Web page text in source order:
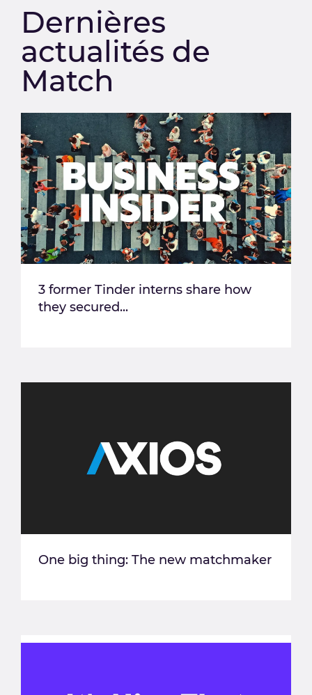
Dernières
actualités de
Match
3 former Tinder interns share how
they secured...
One big thing: The new matchmaker